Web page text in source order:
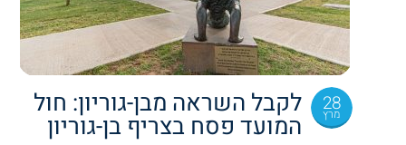
28
מרץ לקבל השראה מבן-גוריון: חול
המועד פסח בצריף בן-גוריון